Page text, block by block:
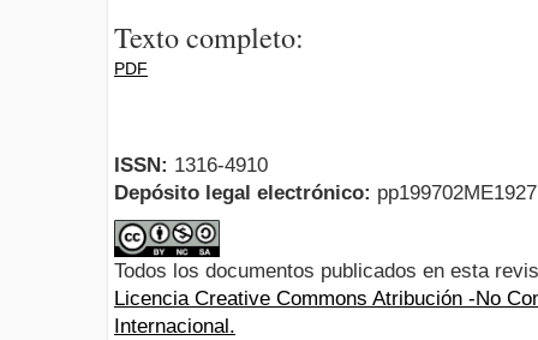
Texto completo:
PDF
ISSN: 1316-4910
Depósito legal electrónico:
Todos los documentos publicados en esta
Licencia Creative Commons Atribución -No
Internacional.